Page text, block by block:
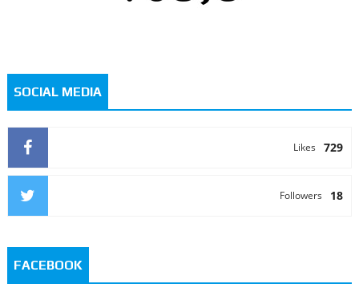
SOCIAL MEDIA
729
Likes
18
Followers
FACEBOOK